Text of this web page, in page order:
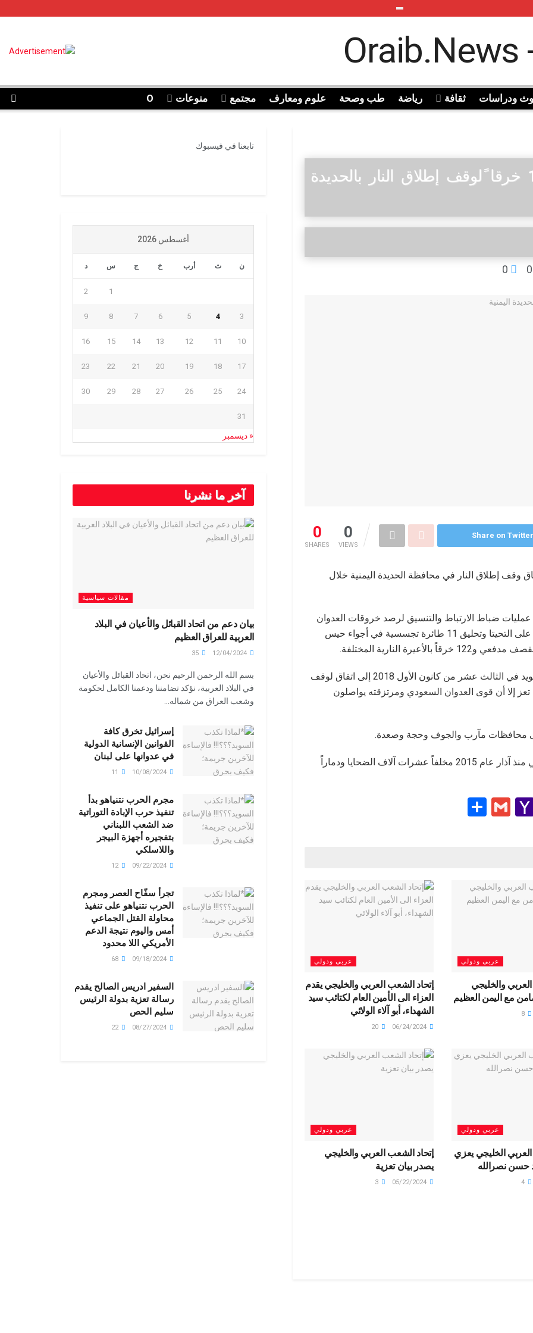
ودراسات ثقافة رياضة طب وصحة علوم ومعارف مجتمع منوعات O
العدوان السعودي يرتكب 156 خرقا ًلوقف إطلاق النار بالحديدة
0
0
0
SHARES
0
VIEWS
Share on Twitter
156 خرقاً جديداً لاتفاق وقف إطلاق النار في محافظة الحديدة اليمنية خلال
ضباط الارتباط والتنسيق لرصد خروقات العدوان
قوله إن من بين الخروقات غارتين لطيران تجسسي على التحيتا وتحليق 11 طائرة تجسسية في أجواء حيس
وكانت الأطراف اليمنية توصلت خلال محادثاتها بالسويد في الثالث عشر من كانون الأول 2018 إلى اتفاق لوقف
إلا أن قوى العدوان السعودي ومرتزقته يواصلون
ويواصل النظام السعودي عدوانه على الشعب اليمني منذ آذار عام 2015 مخلفاً عشرات آلاف الضحايا ودماراً
Y
o
M
G
عربي ودولي
والخليجي
مع اليمن العظيم
عربي ودولي
إتحاد الشعب العربي والخليجي يقدم
العزاء الى الأمين العام لكتائب سيد
الشهداء، أبو آلاء الولائي
06/24/2024
20
عربي ودولي
الخليجي يعزي
حسن نصرالله
عربي ودولي
إتحاد الشعب العربي والخليجي
يصدر بيان تعزية
05/22/2024
3
تابعنا في فيسبوك
أغسطس 2026
ن ث أرب خ ج س د
1
2
3
4
5
6
7
8
9
10
11
12
13
14
15
16
17
18
19
20
21
22
23
24
25
26
27
28
29
30
31
« ديسمبر
آخر ما نشرنا
مقالات سياسية
بيان دعم من اتحاد القبائل والأعيان في البلاد
العربية للعراق العظيم
بسم الله الرحمن الرحيم نحن، اتحاد القبائل والأعيان
في البلاد العربية، نؤكد تضامننا ودعمنا الكامل لحكومة
وشعب العراق من شماله...
إسرائيل تخرق كافة
القوانين الإنسانية الدولية
في عدوانها على لبنان
مجرم الحرب نتنياهو بدأ
تنفيذ حرب الإبادة التوراتية
ضد الشعب اللبناني
بتفجيره أجهزة البيجر
واللاسلكي
تجرأ سفّاح العصر ومجرم
الحرب نتنياهو على تنفيذ
محاولة القتل الجماعي
أمس واليوم نتيجة الدعم
الأمريكي اللا محدود
السفير ادريس الصالح يقدم
رسالة تعزية بدولة الرئيس
سليم الحص